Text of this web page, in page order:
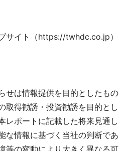
サイト（https://twhdc.co.jp）
せは情報提供を目的としたもの
取得勧誘・投資勧誘を目的とし
レポートに記載した将来見通し
な情報に基づく当社の判断であ
等の変動により大きく異なる可